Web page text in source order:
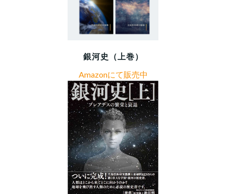
銀河史（上巻）
Amazonにて販売中